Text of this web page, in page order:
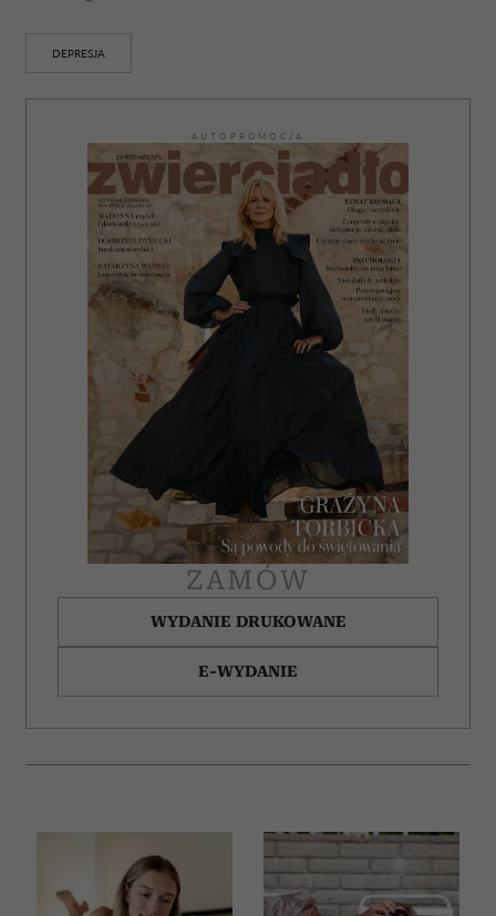
DEPRESJA
AUTOPROMOCJA
ZAMÓW
WYDANIE DRUKOWANE
E-WYDANIE